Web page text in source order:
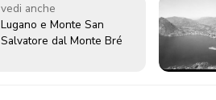
vedi anche
Lugano e Monte San
Salvatore dal Monte Bré